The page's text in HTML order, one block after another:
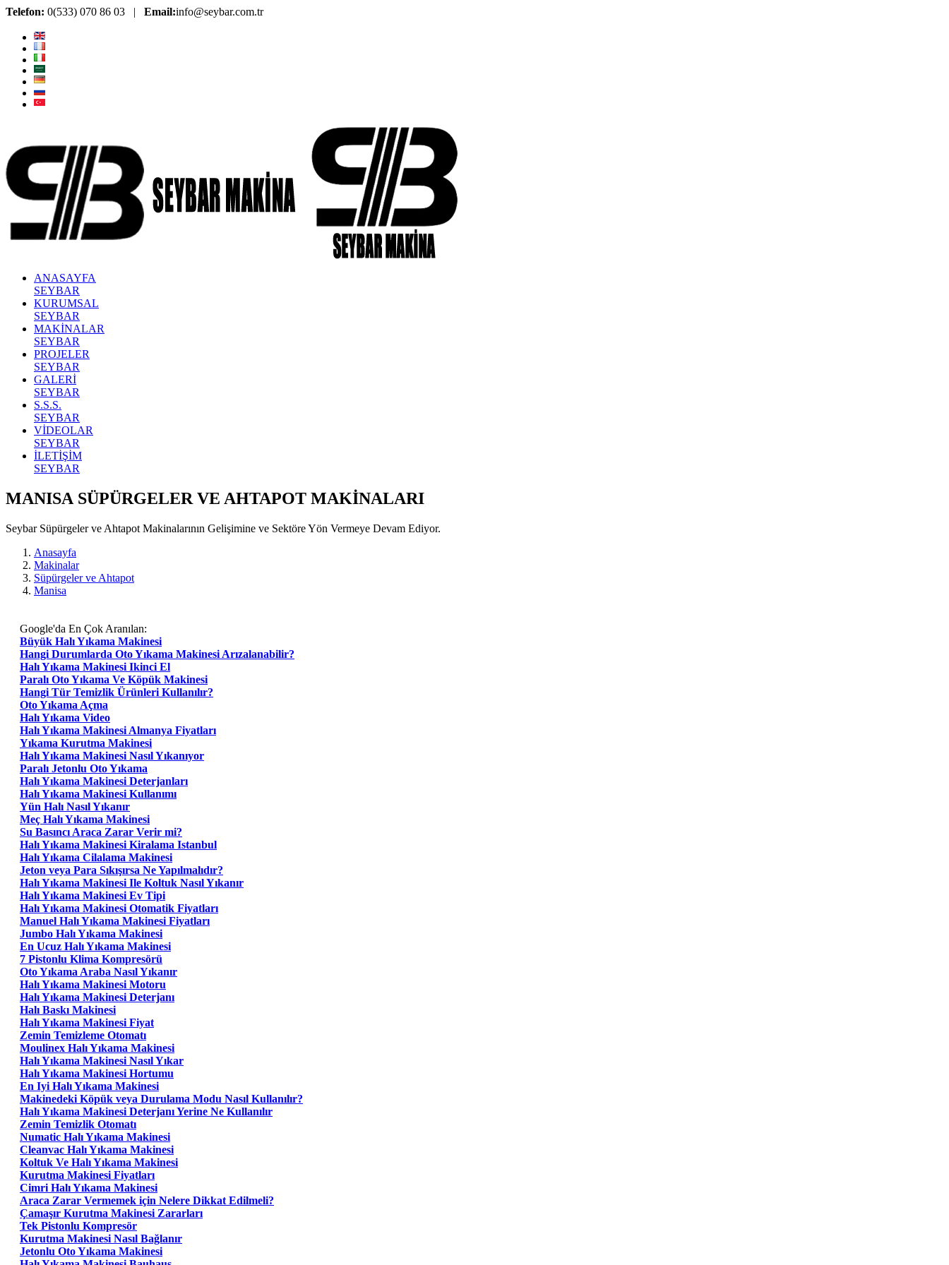
Telefon: 0(533) 070 86 03 | Email:info@seybar.com.tr
ANASAYFA
SEYBAR
KURUMSAL
SEYBAR
MAKİNALAR
SEYBAR
PROJELER
SEYBAR
GALERİ
SEYBAR
S.S.S.
SEYBAR
VİDEOLAR
SEYBAR
İLETİŞİM
SEYBAR
MANISA SÜPÜRGELER VE AHTAPOT MAKİNALARI
Seybar Süpürgeler ve Ahtapot Makinalarının Gelişimine ve Sektöre Yön Vermeye Devam Ediyor.
Anasayfa
Makinalar
Süpürgeler ve Ahtapot
Manisa
Google'da En Çok Aranılan:
Büyük Halı Yıkama Makinesi
Hangi Durumlarda Oto Yıkama Makinesi Arızalanabilir?
Halı Yıkama Makinesi Ikinci El
Paralı Oto Yıkama Ve Köpük Makinesi
Hangi Tür Temizlik Ürünleri Kullanılır?
Oto Yıkama Açma
Halı Yıkama Video
Halı Yıkama Makinesi Almanya Fiyatları
Yıkama Kurutma Makinesi
Halı Yıkama Makinesi Nasıl Yıkanıyor
Paralı Jetonlu Oto Yıkama
Halı Yıkama Makinesi Deterjanları
Halı Yıkama Makinesi Kullanımı
Yün Halı Nasıl Yıkanır
Meç Halı Yıkama Makinesi
Su Basıncı Araca Zarar Verir mi?
Halı Yıkama Makinesi Kiralama Istanbul
Halı Yıkama Cilalama Makinesi
Jeton veya Para Sıkışırsa Ne Yapılmalıdır?
Halı Yıkama Makinesi Ile Koltuk Nasıl Yıkanır
Halı Yıkama Makinesi Ev Tipi
Halı Yıkama Makinesi Otomatik Fiyatları
Manuel Halı Yıkama Makinesi Fiyatları
Jumbo Halı Yıkama Makinesi
En Ucuz Halı Yıkama Makinesi
7 Pistonlu Klima Kompresörü
Oto Yıkama Araba Nasıl Yıkanır
Halı Yıkama Makinesi Motoru
Halı Yıkama Makinesi Deterjanı
Halı Baskı Makinesi
Halı Yıkama Makinesi Fiyat
Zemin Temizleme Otomatı
Moulinex Halı Yıkama Makinesi
Halı Yıkama Makinesi Nasıl Yıkar
Halı Yıkama Makinesi Hortumu
En Iyi Halı Yıkama Makinesi
Makinedeki Köpük veya Durulama Modu Nasıl Kullanılır?
Halı Yıkama Makinesi Deterjanı Yerine Ne Kullanılır
Zemin Temizlik Otomatı
Numatic Halı Yıkama Makinesi
Cleanvac Halı Yıkama Makinesi
Koltuk Ve Halı Yıkama Makinesi
Kurutma Makinesi Fiyatları
Cimri Halı Yıkama Makinesi
Araca Zarar Vermemek için Nelere Dikkat Edilmeli?
Çamaşır Kurutma Makinesi Zararları
Tek Pistonlu Kompresör
Kurutma Makinesi Nasıl Bağlanır
Jetonlu Oto Yıkama Makinesi